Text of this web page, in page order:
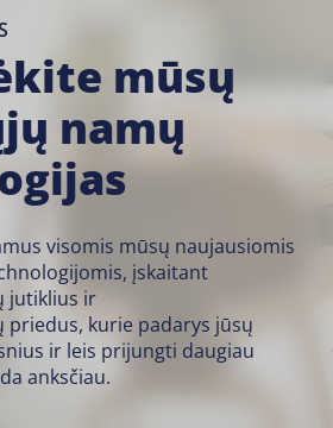
mūsų
namų
visomis mūsų naujausiomis
įskaitant
jutiklius ir
priedus, kurie padarys jūsų
ir leis prijungti daugiau
anksčiau.